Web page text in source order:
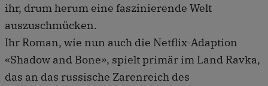
ihr, drum herum eine faszinierende Welt
auszuschmücken.
Ihr Roman, wie nun auch die Netflix-Adaption
«Shadow and Bone», spielt primär im Land Ravka,
das an das russische Zarenreich des